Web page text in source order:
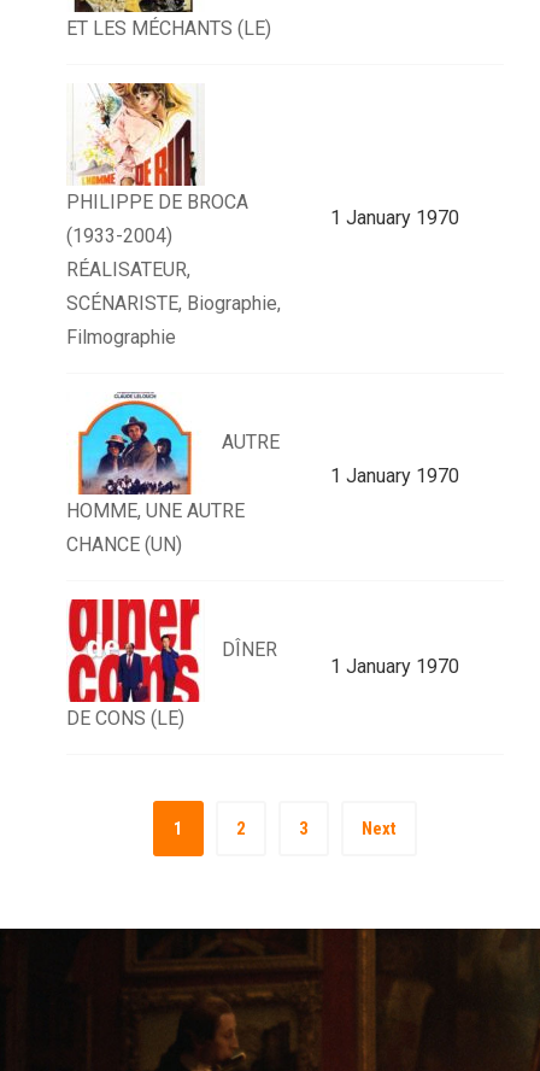
ET LES MÉCHANTS (LE)
PHILIPPE DE BROCA
(1933-2004)
RÉALISATEUR,
SCÉNARISTE, Biographie,
Filmographie
1 January 1970
AUTRE
HOMME, UNE AUTRE
CHANCE (UN)
1 January 1970
DÎNER
DE CONS (LE)
1 January 1970
1 2 3 Next